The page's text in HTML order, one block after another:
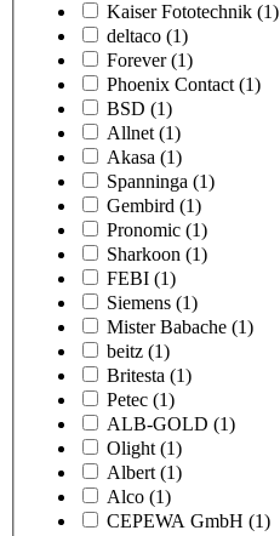
Kaiser Fototechnik (1)
deltaco (1)
Forever (1)
Phoenix Contact (1)
BSD (1)
Allnet (1)
Akasa (1)
Spanninga (1)
Gembird (1)
Pronomic (1)
Sharkoon (1)
FEBI (1)
Siemens (1)
Mister Babache (1)
beitz (1)
Britesta (1)
Petec (1)
ALB-GOLD (1)
Olight (1)
Albert (1)
Alco (1)
CEPEWA GmbH (1)